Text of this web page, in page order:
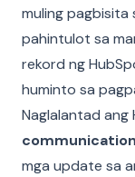
muling
pahintulot sa
rekord ng
huminto sa
Naglalantad ang
mga update sa